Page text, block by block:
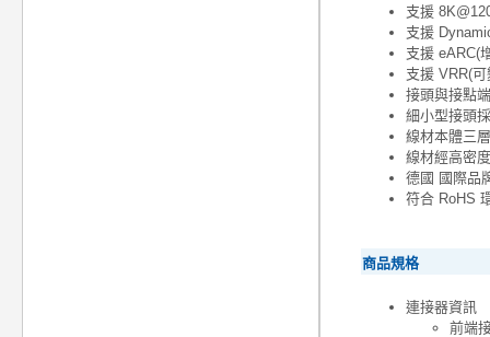
支援
支援
支援 eARC(
支援 VRR(
接頭與接點
細小型接頭
線材本體三
線材經高密
德國 國際品
符合 RoHS
商品規格
連接器資訊
前端